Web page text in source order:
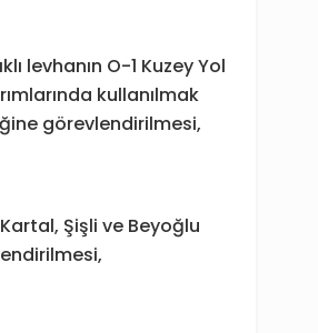
levhanın O-1 Kuzey Yol
kullanılmak
görevlendirilmesi,
Şişli ve Beyoğlu